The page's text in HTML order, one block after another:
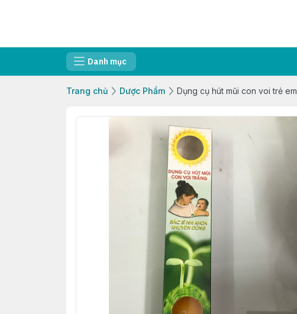
Danh mục
Trang chủ Dược Phẩm Dụng cụ hút mũi con voi trẻ em